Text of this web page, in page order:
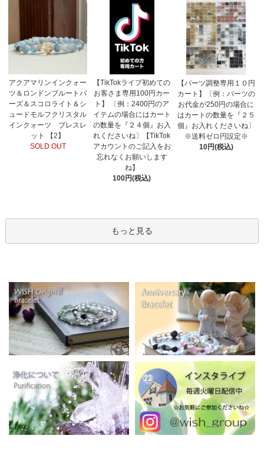
アクアマリンインクォー
ツ＆ロンドンブルートパ
ーズ＆スコロライト＆シ
ュードモルフクリスタル
インクォーツ ブレスレ
ット 【2】
SOLD OUT
【TikTokライブ初めての
お客さま専用100円カー
ト】 〔例：2400円のア
イテムの場合にはカート
の数量を『２４個』お入
れくださいね〕【TikTok
アカウントのご記入をお
忘れなくお願いします
ね】
100円(税込)
【パーツ調整専用１０円
カート】〔例：パーツの
お代金が250円の場合に
はカートの数量を『２５
個』お入れくださいね〕
※送料ゼロ円設定※
10円(税込)
もっと見る